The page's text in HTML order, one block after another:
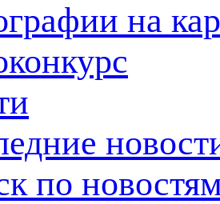
на
по